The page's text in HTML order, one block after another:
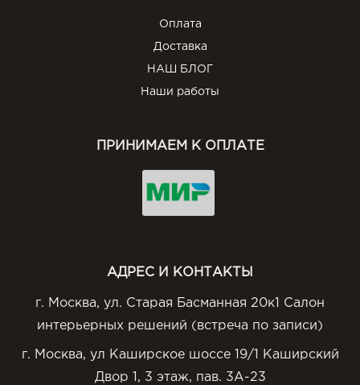
Оплата
Доставка
НАШ БЛОГ
Наши работы
ПРИНИМАЕМ К ОПЛАТЕ
АДРЕС И КОНТАКТЫ
г. Москва, ул. Старая Басманная 20к1 Салон
интерьерных решений (встреча по записи)
г. Москва, ул Каширское шоссе 19/1 Каширский
Двор 1, 3 этаж, пав. 3А-23